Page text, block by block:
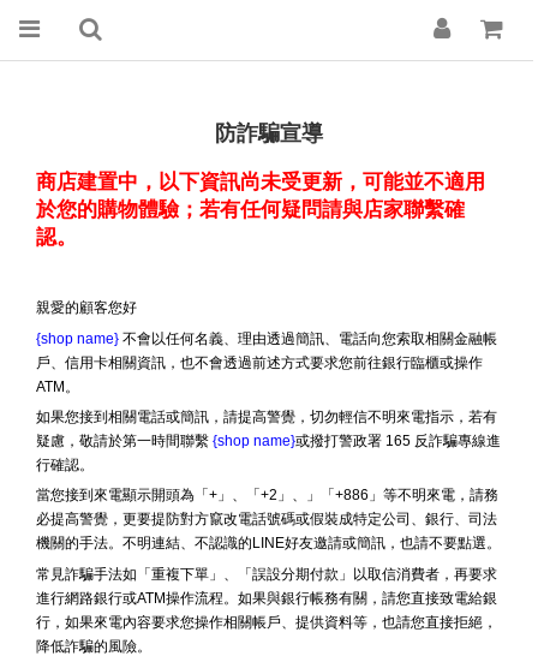
防詐騙宣導
商店建置中，以下資訊尚未受更新，可能並不適用
於您的購物體驗；若有任何疑問請與店家聯繫確
認。
親愛的顧客您好
{shop name} 不會以任何名義、理由透過簡訊、電話向您索取相關金融帳
戶、信用卡相關資訊，也不會透過前述方式要求您前往銀行臨櫃或操作
ATM。
如果您接到相關電話或簡訊，請提高警覺，切勿輕信不明來電指示，若有
疑慮，敬請於第一時間聯繫 {shop name}或撥打警政署 165 反詐騙專線進
行確認。
當您接到來電顯示開頭為「+」、「+2」、」「+886」等不明來電，請務
必提高警覺，更要提防對方竄改電話號碼或假裝成特定公司、銀行、司法
機關的手法。不明連結、不認識的LINE好友邀請或簡訊，也請不要點選。
常見詐騙手法如「重複下單」、「誤設分期付款」以取信消費者，再要求
進行網路銀行或ATM操作流程。如果與銀行帳務有關，請您直接致電給銀
行，如果來電內容要求您操作相關帳戶、提供資料等，也請您直接拒絕，
降低詐騙的風險。